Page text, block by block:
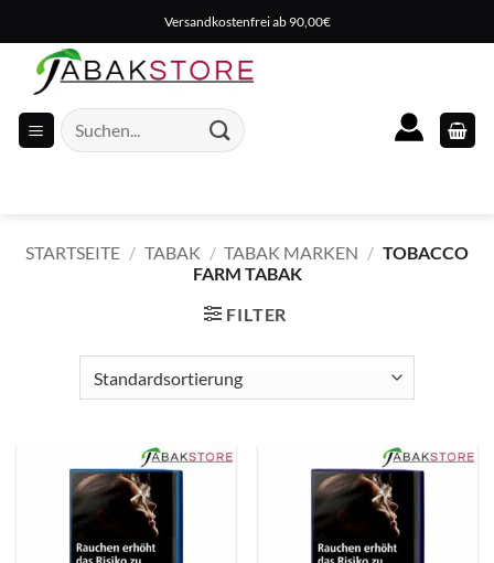
Inhalt
springen
Versandkostenfrei ab 90,00€
Suche
nach:
STARTSEITE / TABAK / TABAK MARKEN / TOBACCO
FARM TABAK
FILTER